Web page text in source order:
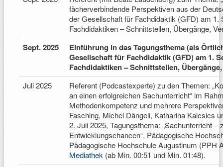
fächerverbindende Perspektiven aus der
der Gesellschaft für Fachdidaktik (GFD) am 1.
Fachdidaktiken – Schnittstellen, Übergänge,
Sept. 2025
Einführung in das Tagungsthema (als
Gesellschaft für Fachdidaktik (GFD) am 1.
Fachdidaktiken – Schnittstellen,
Juli 2025
Referent (Podcastexperte) zu den Themen:
an einen erfolgreichen Sachunterricht“ im
Methodenkompetenz und mehrere
Fasching, Michel Dängeli, Katharina Kalcsics
2. Juli 2025, Tagungsthema: „Sachunterricht
Entwicklungschancen“, Pädagogische
Pädagogische Hochschule Augustinum (PPH
Mediathek (ab Min. 00:51 und Min. 01:48).